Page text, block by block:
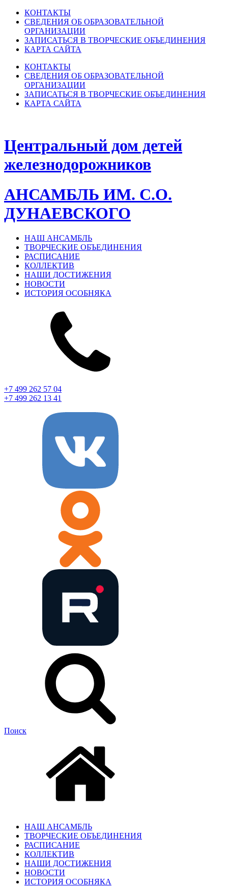
КОНТАКТЫ
СВЕДЕНИЯ ОБ ОБРАЗОВАТЕЛЬНОЙ
ОРГАНИЗАЦИИ
ЗАПИСАТЬСЯ В ТВОРЧЕСКИЕ ОБЪЕДИНЕНИЯ
КАРТА САЙТА
КОНТАКТЫ
СВЕДЕНИЯ ОБ ОБРАЗОВАТЕЛЬНОЙ
ОРГАНИЗАЦИИ
ЗАПИСАТЬСЯ В ТВОРЧЕСКИЕ ОБЪЕДИНЕНИЯ
КАРТА САЙТА
Центральный дом детей
железнодорожников
АНСАМБЛЬ ИМ. С.О.
ДУНАЕВСКОГО
НАШ АНСАМБЛЬ
ТВОРЧЕСКИЕ ОБЪЕДИНЕНИЯ
РАСПИСАНИЕ
КОЛЛЕКТИВ
НАШИ ДОСТИЖЕНИЯ
НОВОСТИ
ИСТОРИЯ ОСОБНЯКА
+7 499 262 57 04
+7 499 262 13 41
Поиск
НАШ АНСАМБЛЬ
ТВОРЧЕСКИЕ ОБЪЕДИНЕНИЯ
РАСПИСАНИЕ
КОЛЛЕКТИВ
НАШИ ДОСТИЖЕНИЯ
НОВОСТИ
ИСТОРИЯ ОСОБНЯКА